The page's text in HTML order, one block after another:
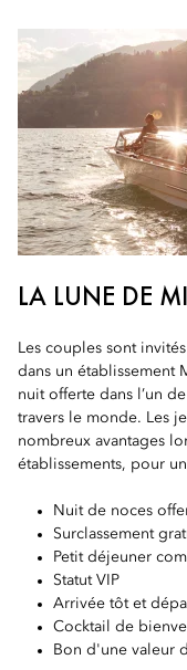
LA LUNE DE
Les couples sont
dans un établissement
nuit offerte dans l’un
travers le monde. Les
nombreux avantages
établissements, pour
Nuit de noces
Surclassement
Petit déjeuner
Statut VIP
Arrivée tôt et
Cocktail de
Bon d'une valeur